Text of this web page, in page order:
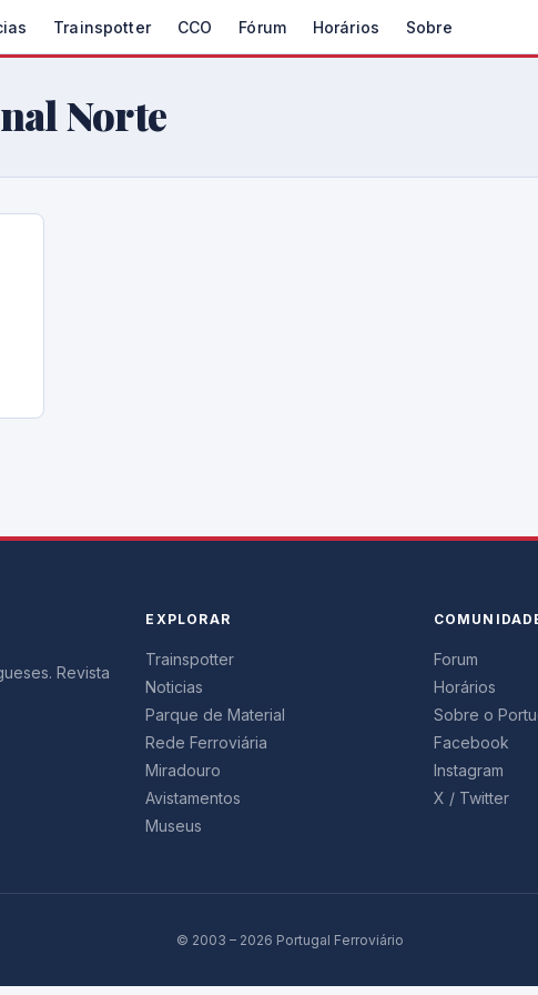
Trainspotter CCO Fórum Horários Sobre
Norte
Revista
EXPLORAR
Trainspotter
Noticias
Parque de Material
Rede Ferroviária
Miradouro
Avistamentos
Museus
Forum
Horários
Sobre o
Facebook
Instagram
X / Twitter
© 2003 – 2026 Portugal Ferroviário